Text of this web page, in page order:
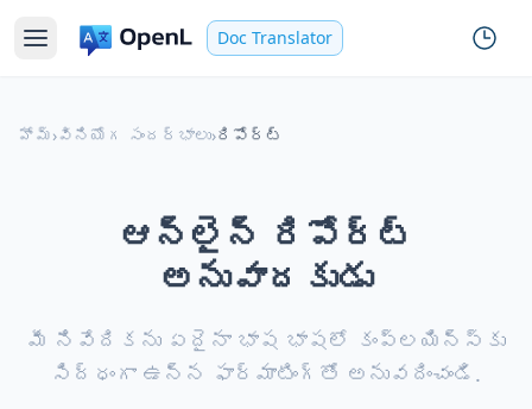
Doc Translator
హోమ్›వినియోగ సందర్భాలు›రిపోర్ట్
ఆన్‌లైన్ రిపోర్ట్
అనువాదకుడు
మీ నివేదికను ఏదైనా భాష భాషలో కంప్లయిన్స్‌కు
సిద్ధంగా ఉన్న ఫార్మాటింగ్‌తో అనువదించండి.